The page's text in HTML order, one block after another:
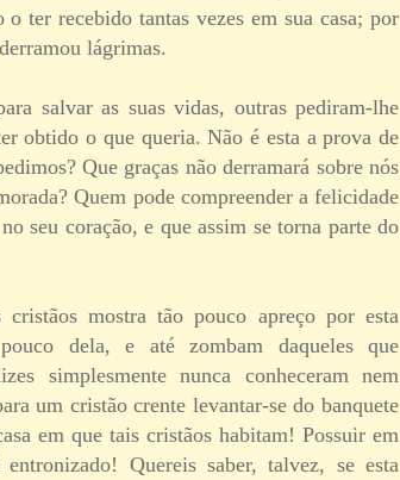
ter recebido tantas vezes em sua casa; por
lágrimas.
salvar as suas vidas, outras pediram-lhe
obtido o que queria. Não é esta a prova de
Que graças não derramará sobre nós
Quem pode compreender a felicidade
seu coração, e que assim se torna parte do
mostra tão pouco apreço por esta
dela, e até zombam daqueles que
simplesmente nunca conheceram nem
um cristão crente levantar-se do banquete
em que tais cristãos habitam! Possuir em
Quereis saber, talvez, se esta